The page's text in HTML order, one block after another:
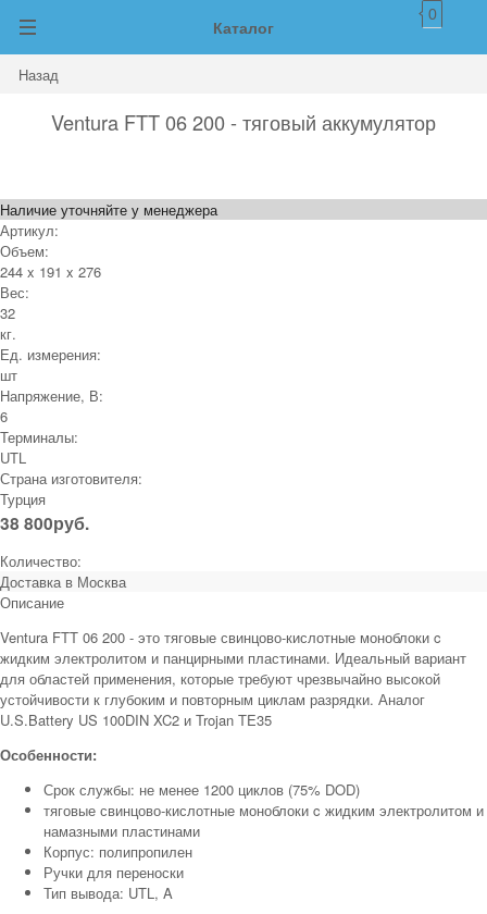
Каталог
0
Назад
Ventura FTT 06 200 - тяговый аккумулятор
Наличие уточняйте у менеджера
Артикул:
Объем:
244 x 191 x 276
Вес:
32
кг.
Ед. измерения:
шт
Напряжение, В:
6
Терминалы:
UTL
Страна изготовителя:
Турция
38 800руб.
Количество:
Доставка в Москва
Описание
Ventura FTT 06 200 - это тяговые свинцово-кислотные моноблоки c
жидким электролитом и панцирными пластинами. Идеальный вариант
для областей применения, которые требуют чрезвычайно высокой
устойчивости к глубоким и повторным циклам разрядки. Аналог
U.S.Battery US 100DIN XC2 и Trojan TE35
Особенности:
Срок службы: не менее 1200 циклов (75% DOD)
тяговые свинцово-кислотные моноблоки c жидким электролитом и
намазными пластинами
Корпус: полипропилен
Ручки для переноски
Тип вывода: UTL, A